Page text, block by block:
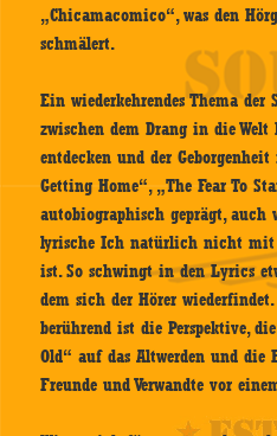
„Chicamacomico“, was den
schmälert.
Ein wiederkehrendes Thema der
zwischen dem Drang in die
entdecken und der
Getting Home“, „The Fear To
autobiographisch geprägt, auch
lyrische Ich natürlich nicht mit
ist. So schwingt in den Lyrics
dem sich der Hörer
berührend ist die Perspektive,
Old“ auf das Altwerden und die
Freunde und Verwandte vor